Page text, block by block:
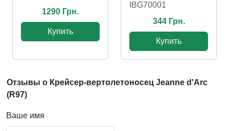
1290 Грн.
Купить
IBG70001
344 Грн.
Купить
Отзывы о Крейсер-вертолетоносец Jeanne d'Arc
(R97)
Ваше имя